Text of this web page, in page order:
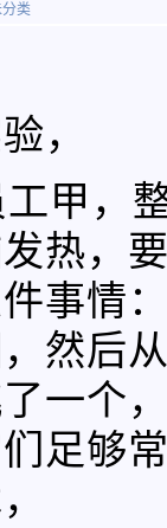
类
，
甲，
热，
事情
然后
一个
足够